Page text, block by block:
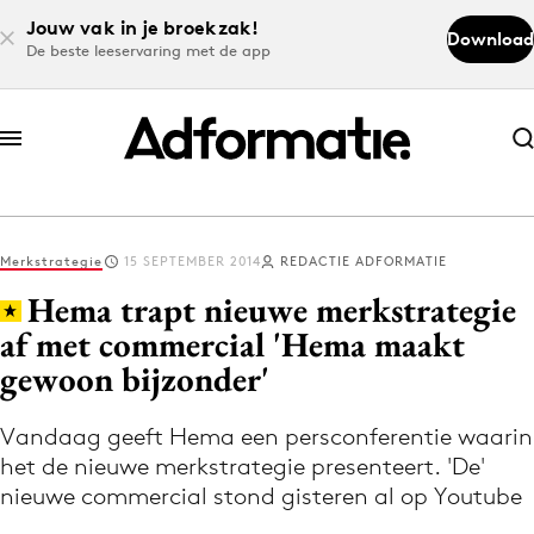
Jouw vak in je broekzak!
De beste leeservaring met de app
Download
Abonneer nu
Abonneer nu
Log in
Download de app
Volg het laatste nieuws via de Adformatie
Nieuws app
Merkstrategie 15 SEPTEMBER 2014 REDACTIE ADFORMATIE
Hema trapt nieuwe merkstrategie
af met commercial 'Hema maakt
gewoon bijzonder'
Vandaag geeft Hema een persconferentie waarin
het de nieuwe merkstrategie presenteert. 'De'
nieuwe commercial stond gisteren al op Youtube